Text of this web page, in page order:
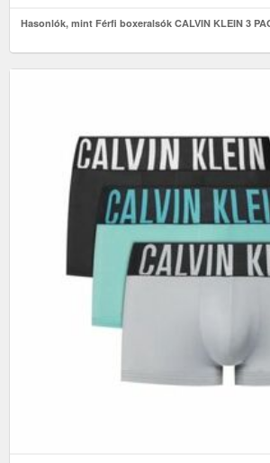
Hasonlók, mint Férfi boxeralsók CALVIN KLEIN 3